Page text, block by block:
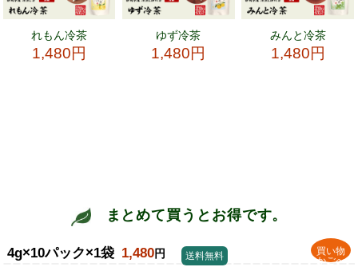
まとめて買うとお得です。
4g×10パック×1袋 1,480円
買い物
かごへ
送料無料